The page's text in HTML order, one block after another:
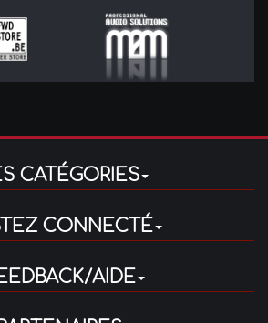
CATÉGORIES
CONNECTÉ
AIDE